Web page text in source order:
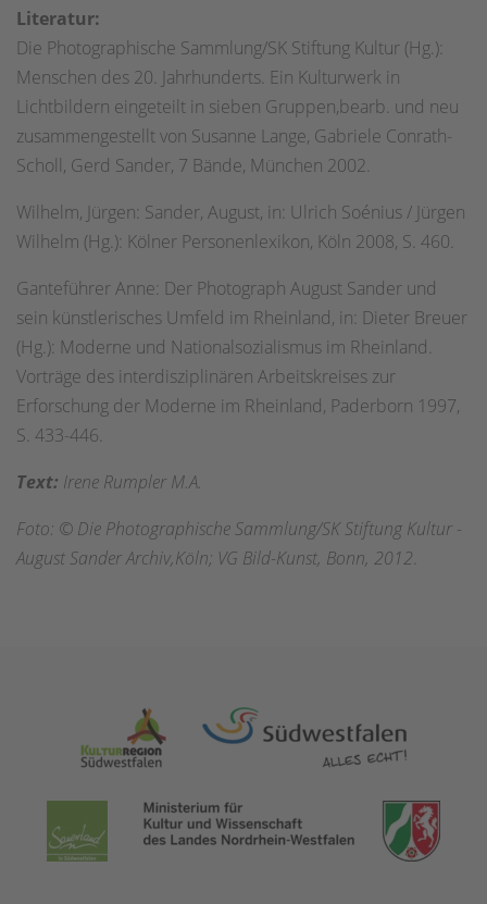
Literatur:
Die Photographische Sammlung/SK Stiftung Kultur (Hg.):
Menschen des 20. Jahrhunderts. Ein Kulturwerk in
Lichtbildern eingeteilt in sieben Gruppen,bearb. und neu
zusammengestellt von Susanne Lange, Gabriele Conrath-
Scholl, Gerd Sander, 7 Bände, München 2002.
Wilhelm, Jürgen: Sander, August, in: Ulrich Soénius / Jürgen
Wilhelm (Hg.): Kölner Personenlexikon, Köln 2008, S. 460.
Ganteführer Anne: Der Photograph August Sander und
sein künstlerisches Umfeld im Rheinland, in: Dieter Breuer
(Hg.): Moderne und Nationalsozialismus im Rheinland.
Vorträge des interdisziplinären Arbeitskreises zur
Erforschung der Moderne im Rheinland, Paderborn 1997,
S. 433-446.
Text: Irene Rumpler M.A.
Foto: © Die Photographische Sammlung/SK Stiftung Kultur -
August Sander Archiv,Köln; VG Bild-Kunst, Bonn, 2012.